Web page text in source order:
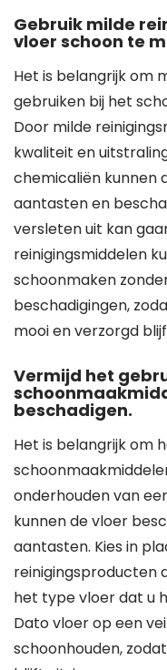
Gebruik milde
vloer schoon te
Het is belangrijk om
gebruiken bij het
Door milde
kwaliteit en
chemicaliën kunnen
aantasten en
versleten uit kan
reinigingsmiddelen
schoonmaken
beschadigingen,
mooi en verzorgd
Vermijd het
beschadigen.
Het is belangrijk om
onderhouden van
kunnen de vloer
aantasten. Kies in
reinigingsproducten
het type vloer dat u
Dato vloer op een
schoonhouden,